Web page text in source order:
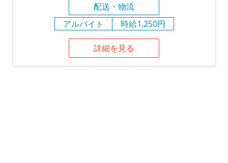
配送・物流
アルバイト
時給1,250円
詳細を見る